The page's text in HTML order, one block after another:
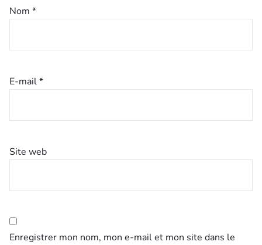
Nom *
E-mail*
Site web
Enregistrer mon nom, mon e-mail et mon site dans le